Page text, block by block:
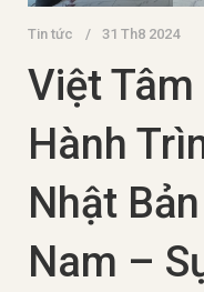
Thời kỳ
Nhật Bản
Với hơn 2.000 năm
một quốc gia độc lập
phong phú. Trong
Nhật Bản đã trải qua...